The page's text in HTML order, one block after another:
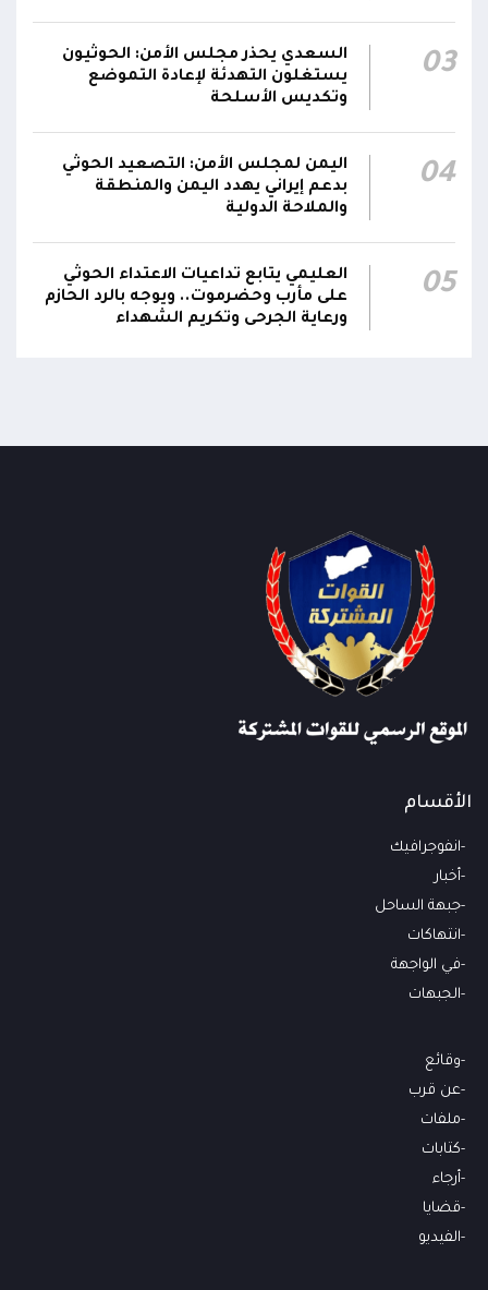
03
السعدي يحذر مجلس الأمن: الحوثيون
يستغلون التهدئة لإعادة التموضع
وتكديس الأسلحة
04
اليمن لمجلس الأمن: التصعيد الحوثي
بدعم إيراني يهدد اليمن والمنطقة
والملاحة الدولية
05
العليمي يتابع تداعيات الاعتداء الحوثي
على مأرب وحضرموت.. ويوجه بالرد الحازم
ورعاية الجرحى وتكريم الشهداء
الأقسام
انفوجرافيك
أخبار
جبهة الساحل
انتهاكات
في الواجهة
الجبهات
وقائع
عن قرب
ملفات
كتابات
أرجاء
قضايا
الفيديو